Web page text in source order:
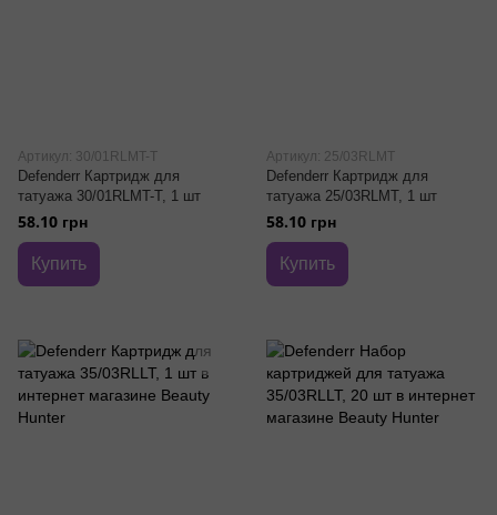
Артикул: 30/01RLMT-T
Defenderr Картридж для
татуажа 30/01RLMT-T, 1 шт
58.10 грн
Купить
Артикул: 25/03RLMT
Defenderr Картридж для
татуажа 25/03RLMT, 1 шт
58.10 грн
Купить